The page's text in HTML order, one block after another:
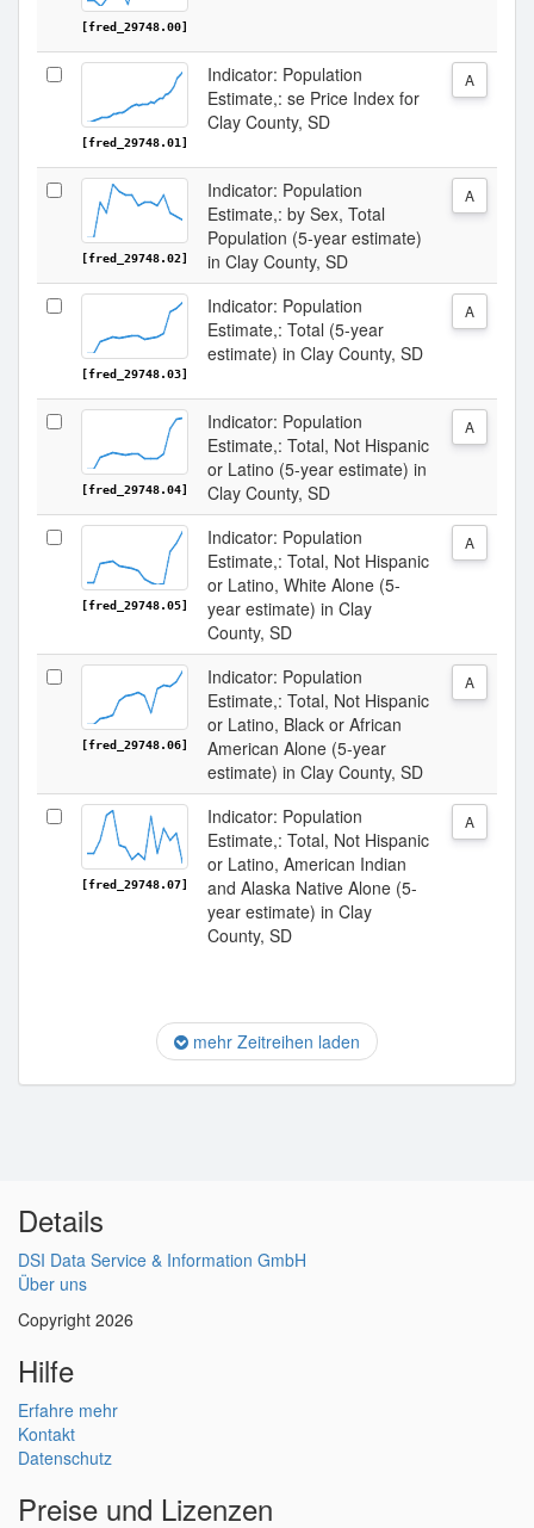
[fred_29748.00]
[fred_29748.01]
Indicator: Population
Estimate,: se Price Index for
Clay County, SD
A
[fred_29748.02]
Indicator: Population
Estimate,: by Sex, Total
Population (5-year estimate)
in Clay County, SD
A
[fred_29748.03]
Indicator: Population
Estimate,: Total (5-year
estimate) in Clay County, SD
A
[fred_29748.04]
Indicator: Population
Estimate,: Total, Not Hispanic
or Latino (5-year estimate) in
Clay County, SD
A
[fred_29748.05]
Indicator: Population
Estimate,: Total, Not Hispanic
or Latino, White Alone (5-
year estimate) in Clay
County, SD
A
[fred_29748.06]
Indicator: Population
Estimate,: Total, Not Hispanic
or Latino, Black or African
American Alone (5-year
estimate) in Clay County, SD
A
[fred_29748.07]
Indicator: Population
Estimate,: Total, Not Hispanic
or Latino, American Indian
and Alaska Native Alone (5-
year estimate) in Clay
County, SD
A
mehr Zeitreihen laden
Details
DSI Data Service & Information GmbH
Über uns
Copyright 2026
Hilfe
Erfahre mehr
Kontakt
Datenschutz
Preise und Lizenzen